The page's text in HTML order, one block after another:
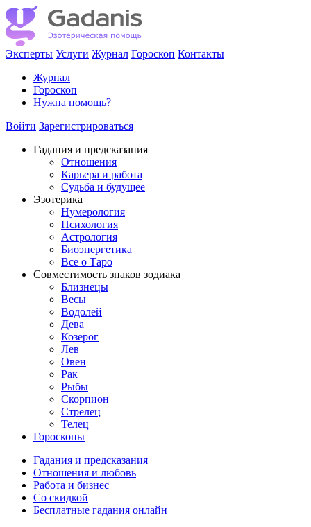
Эксперты Услуги Журнал Гороскоп Контакты
Журнал
Гороскоп
Нужна помощь?
Войти Зарегистрироваться
Гадания и предсказания
Отношения
Карьера и работа
Cудьба и будущее
Эзотерика
Нумерология
Психология
Астрология
Биоэнергетика
Все о Таро
Совместимость знаков зодиака
Близнецы
Весы
Водолей
Дева
Козерог
Лев
Овен
Рак
Рыбы
Скорпион
Стрелец
Телец
Гороскопы
Гадания и предсказания
Отношения и любовь
Работа и бизнес
Со скидкой
Бесплатные гадания онлайн